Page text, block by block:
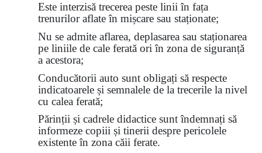
Este interzisă trecerea peste linii în fața
trenurilor aflate în mișcare sau staționate;
Nu se admite aflarea, deplasarea sau staționarea
pe liniile de cale ferată ori în zona de siguranță
a acestora;
Conducătorii auto sunt obligați să respecte
indicatoarele și semnalele de la trecerile la nivel
cu calea ferată;
Părinții și cadrele didactice sunt îndemnați să
informeze copiii și tinerii despre pericolele
existente în zona căii ferate.